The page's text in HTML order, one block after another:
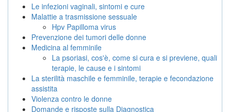
Le infezioni vaginali, sintomi e cure
Malattie a trasmissione sessuale
Hpv Papilloma virus
Prevenzione dei tumori delle donne
Medicina al femminile
La psoriasi, cos'è, come si cura e si previene, quali
terapie, le cause e i sintomi
La sterilità maschile e femminile, terapie e fecondazione
assistita
Violenza contro le donne
Domande e risposte sulla Diagnostica